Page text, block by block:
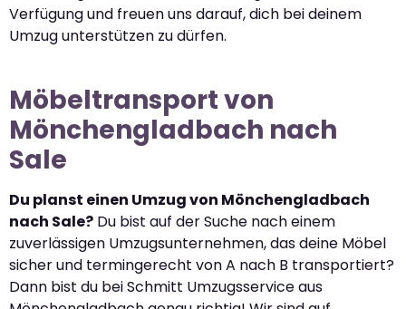
Verfügung und freuen uns darauf, dich bei deinem
Umzug unterstützen zu dürfen.
Möbeltransport von
Mönchengladbach nach
Sale
Du planst einen Umzug von Mönchengladbach
nach Sale? Du bist auf der Suche nach einem
zuverlässigen Umzugsunternehmen, das deine Möbel
sicher und termingerecht von A nach B transportiert?
Dann bist du bei Schmitt Umzugsservice aus